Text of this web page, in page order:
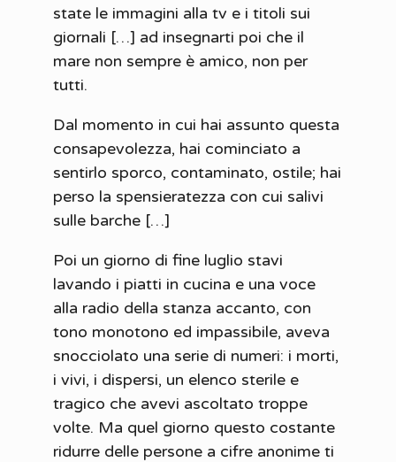
state le immagini alla tv e i titoli sui
giornali […] ad insegnarti poi che il
mare non sempre è amico, non per
tutti.
Dal momento in cui hai assunto questa
consapevolezza, hai cominciato a
sentirlo sporco, contaminato, ostile; hai
perso la spensieratezza con cui salivi
sulle barche […]
Poi un giorno di fine luglio stavi
lavando i piatti in cucina e una voce
alla radio della stanza accanto, con
tono monotono ed impassibile, aveva
snocciolato una serie di numeri: i morti,
i vivi, i dispersi, un elenco sterile e
tragico che avevi ascoltato troppe
volte. Ma quel giorno questo costante
ridurre delle persone a cifre anonime ti